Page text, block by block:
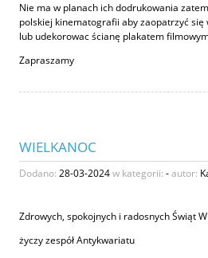
Nie ma w planach ich dodrukowania
polskiej kinematografii aby zaopatrzyć
lub udekorowac ścianę plakatem
Zapraszamy
WIELKANOC
Dodano: 28-03-2024w kategorii: -autor:
Zdrowych, spokojnych i radosnych Świąt
życzy zespół Antykwariatu